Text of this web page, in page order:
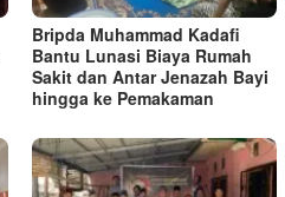
Bripda Muhammad Kadafi
Bantu Lunasi Biaya Rumah
Sakit dan Antar Jenazah Bayi
hingga ke Pemakaman